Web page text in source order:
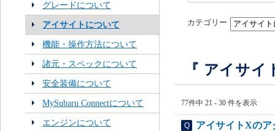
グレードについて
アイサイトについて
機能・操作方法について
諸元・スペックについて
安全装備について
MySubaru Connectについて
エンジンについて
カテゴリー
『 アイサ
77件中 21 - 30 件を表示
アイサイトXの